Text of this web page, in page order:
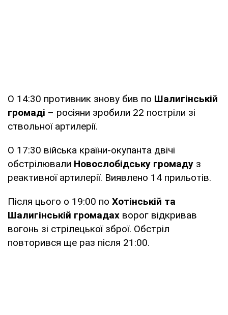
О 14:30 противник знову бив по Шалигінській
громаді – росіяни зробили 22 постріли зі
ствольної артилерії.
О 17:30 війська країни-окупанта двічі
обстрілювали Новослобідську громаду з
реактивної артилерії. Виявлено 14 прильотів.
Після цього о 19:00 по Хотінській та
Шалигінській громадах ворог відкривав
вогонь зі стрілецької зброї. Обстріл
повторився ще раз після 21:00.